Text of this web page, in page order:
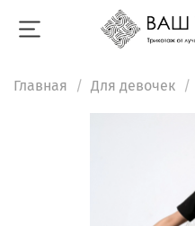
Главная Для девочек